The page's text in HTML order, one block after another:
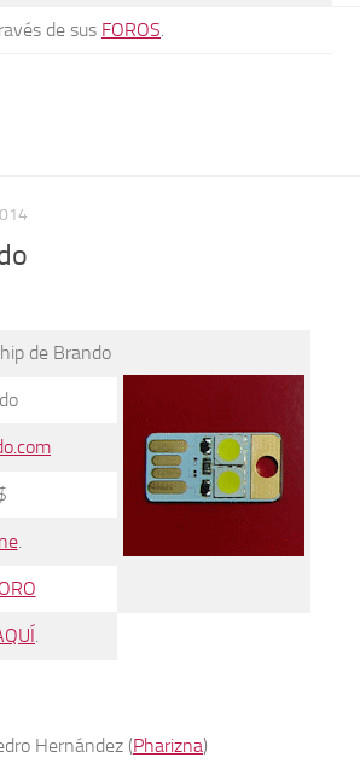
de sus FOROS.
de Brando
.
.
Hernández (Pharizna)